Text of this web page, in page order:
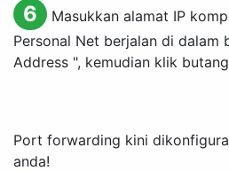
6
Masukkan alamat IP
Personal Net berjalan di dalam
Address ", kemudian klik
Port forwarding kini
anda!